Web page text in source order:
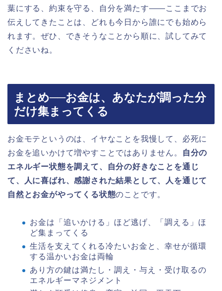
葉にする、約束を守る、自分を満たす——ここまでお
伝えしてきたことは、どれも今日から誰にでも始めら
れます。ぜひ、できそうなことから順に、試してみて
くださいね。
まとめ──お金は、あなたが調った分
だけ集まってくる
お金モテというのは、イヤなことを我慢して、必死に
お金を追いかけて増やすことではありません。
自分の
エネルギー状態を調えて、自分の好きなことを通じ
て、人に喜ばれ、感謝された結果として、人を通じて
自然とお金がやってくる状態のことです。
お金は「追いかける」ほど逃げ、「調える」ほ
ど集まってくる
生活を支えてくれる冷たいお金と、幸せが循環
する温かいお金は両輪
あり方の鍵は満たし・調え・与え・受け取るの
エネルギーマネジメント